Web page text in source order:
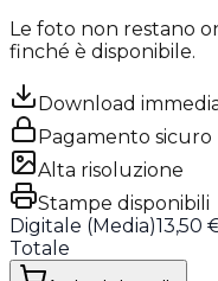
Le foto non restano
finché è disponibile.
Download
Pagamento sicuro
Alta risoluzione
Stampe disponibili
Digitale (Media)13,50
Totale